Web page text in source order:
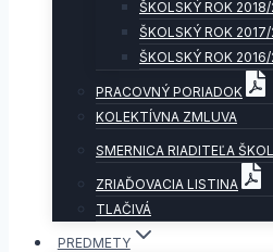
ŠKOLSKÝ ROK
ŠKOLSKÝ ROK
ŠKOLSKÝ ROK
PRACOVNÝ PORIADOK
KOLEKTÍVNA ZMLUVA
SMERNICA RIADITEĽA
ZRIAĎOVACIA LISTINA
TLAČIVÁ
PREDMETY